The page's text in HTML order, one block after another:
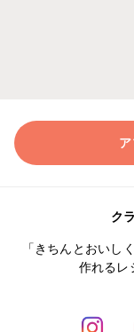
ク
「きちんとおいし
作れるレ